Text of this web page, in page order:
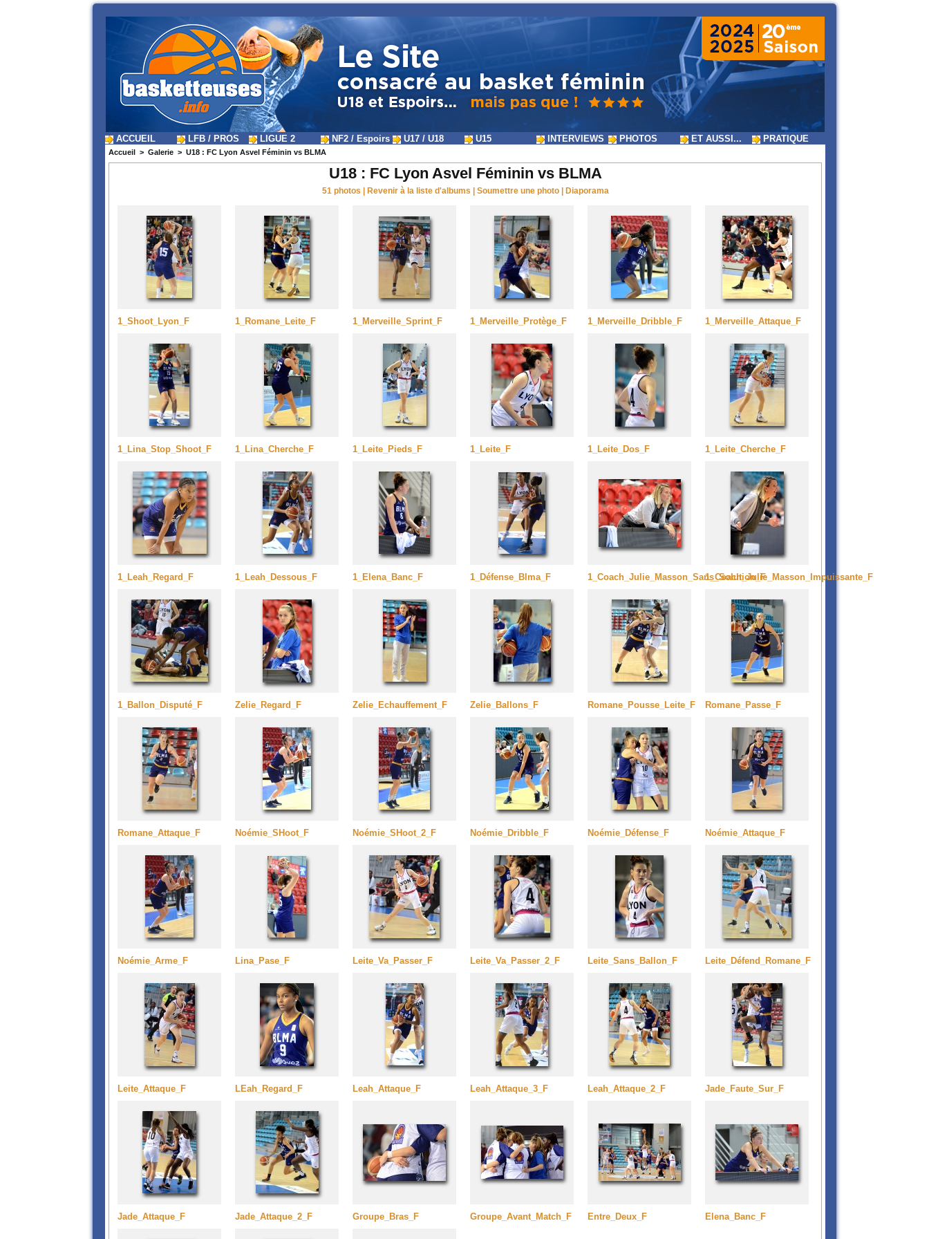
ACCUEIL LFB / PROS LIGUE 2 NF2 / Espoirs U17 / U18 U15 INTERVIEWS PHOTOS ET AUSSI... PRATIQUE
Accueil > Galerie > U18 : FC Lyon Asvel Féminin vs BLMA
U18 : FC Lyon Asvel Féminin vs BLMA
51 photos Revenir à la liste d'albums Soumettre une photo Diaporama
1_Shoot_Lyon_F 1_Romane_Leite_F 1_Merveille_Sprint_F 1_Merveille_Protège_F 1_Merveille_Dribble_F 1_Merveille_Attaque_F
1_Lina_Stop_Shoot_F 1_Lina_Cherche_F 1_Leite_Pieds_F 1_Leite_F 1_Leite_Dos_F 1_Leite_Cherche_F
1_Leah_Regard_F 1_Leah_Dessous_F 1_Elena_Banc_F 1_Défense_Blma_F 1_Coach_Julie_Masson_Sans_Solution_F1_Coach_Julie_Masson_Impuissante_F
1_Ballon_Disputé_F Zelie_Regard_F Zelie_Echauffement_F Zelie_Ballons_F Romane_Pousse_Leite_F Romane_Passe_F
Romane_Attaque_F Noémie_SHoot_F Noémie_SHoot_2_F Noémie_Dribble_F Noémie_Défense_F Noémie_Attaque_F
Noémie_Arme_F Lina_Pase_F Leite_Va_Passer_F Leite_Va_Passer_2_F Leite_Sans_Ballon_F Leite_Défend_Romane_F
Leite_Attaque_F LEah_Regard_F Leah_Attaque_F Leah_Attaque_3_F Leah_Attaque_2_F Jade_Faute_Sur_F
Jade_Attaque_F Jade_Attaque_2_F Groupe_Bras_F Groupe_Avant_Match_F Entre_Deux_F Elena_Banc_F